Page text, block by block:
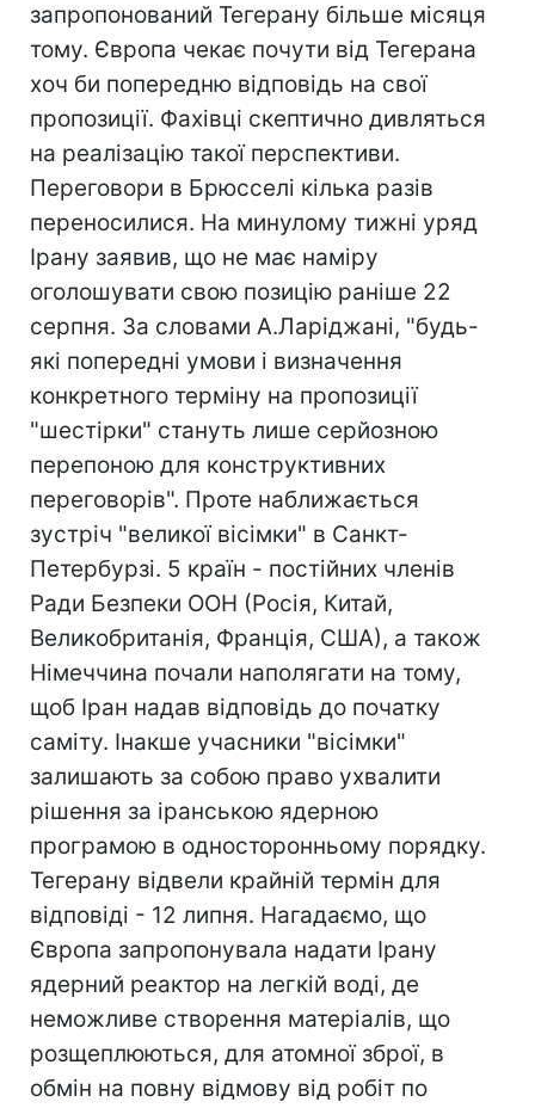
запропонований Тегерану більше місяця
тому. Європа чекає почути від Тегерана
хоч би попередню відповідь на свої
пропозиції. Фахівці скептично дивляться
на реалізацію такої перспективи.
Переговори в Брюсселі кілька разів
переносилися. На минулому тижні уряд
Ірану заявив, що не має наміру
оголошувати свою позицію раніше 22
серпня. За словами А.Ларіджані, "будь-
які попередні умови і визначення
конкретного терміну на пропозиції
"шестірки" стануть лише серйозною
перепоною для конструктивних
переговорів". Проте наближається
зустріч "великої вісімки" в Санкт-
Петербурзі. 5 країн - постійних членів
Ради Безпеки ООН (Росія, Китай,
Великобританія, Франція, США), а також
Німеччина почали наполягати на тому,
щоб Іран надав відповідь до початку
саміту. Інакше учасники "вісімки"
залишають за собою право ухвалити
рішення за іранською ядерною
програмою в односторонньому порядку.
Тегерану відвели крайній термін для
відповіді - 12 липня. Нагадаємо, що
Європа запропонувала надати Ірану
ядерний реактор на легкій воді, де
неможливе створення матеріалів, що
розщеплюються, для атомної зброї, в
обмін на повну відмову від робіт по